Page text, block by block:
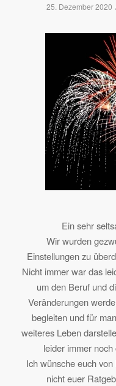
25. Dezember 2020
Ein sehr
Wir wurden
Einstellungen zu
Nicht immer war das
um den Beruf und
Veränderungen
begleiten und für
weiteres Leben
leider immer
Ich wünsche euch
nicht euer